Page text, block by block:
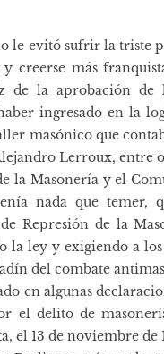
le evitó sufrir la triste
y creerse más
de la aprobación
ingresado en la
masónico que
Lerroux, entre
la Masonería y el
nada que temer,
Represión de la
ley y exigiendo a los
del combate
en algunas
el delito de
el 13 de noviembre de